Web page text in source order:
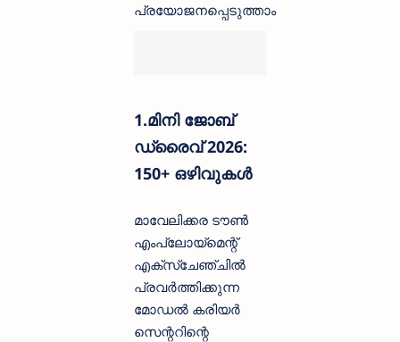
പ്രയോജനപ്പെടുത്താം
1.മിനി ജോബ്
ഡ്രൈവ് 2026:
150+ ഒഴിവുകൾ
മാവേലിക്കര ടൗൺ
എംപ്ലോയ്‌മെന്റ്
എക്സ്ചേഞ്ചിൽ
പ്രവർത്തിക്കുന്ന
മോഡൽ കരിയർ
സെന്ററിന്റെ